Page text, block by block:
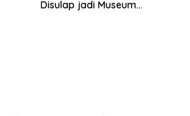
Disulap jadi Museum